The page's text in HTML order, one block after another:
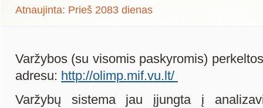
Atnaujinta: Prieš 2083 dienas
Varžybos (su visomis paskyromis)
adresu: http://olimp.mif.vu.lt/
Varžybų sistema jau įjungta į